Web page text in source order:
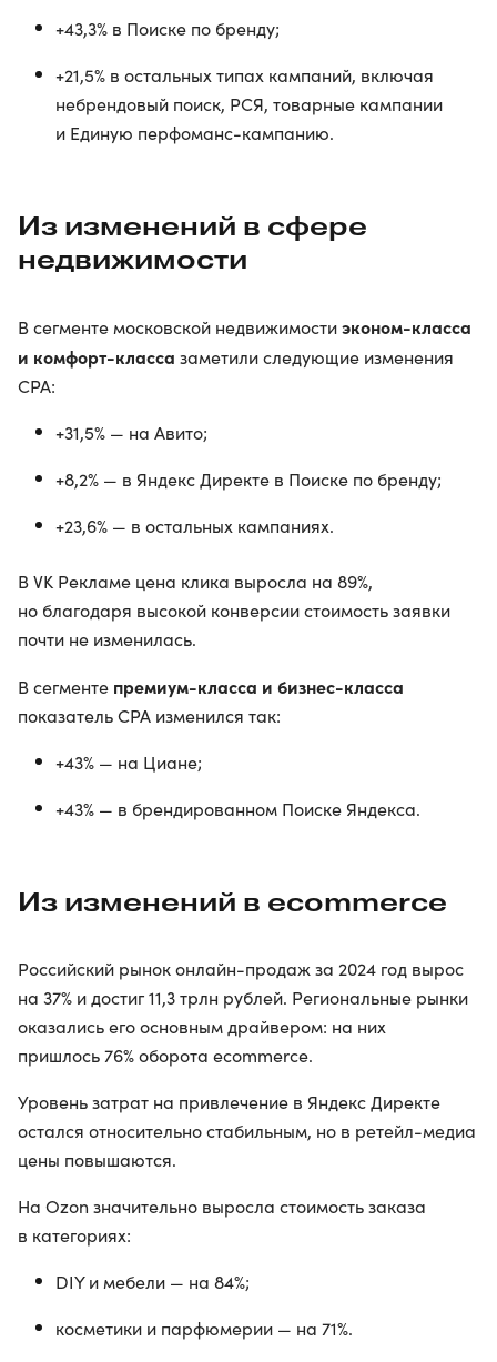
+43,3% в Поиске по бренду;
+21,5% в остальных типах кампаний, включая
небрендовый поиск, РСЯ, товарные кампании
и Единую перфоманс-кампанию.
Из изменений в сфере
недвижимости
В сегменте московской недвижимостиэконом-класса
и комфорт-класса заметили следующие изменения
CPA:
+31,5% — на Авито;
+8,2% — в Яндекс Директе в Поиске по бренду;
+23,6% — в остальных кампаниях.
В VK Рекламе цена клика выросла на 89%,
но благодаря высокой конверсии стоимость заявки
почти не изменилась.
В сегменте премиум-класса и бизнес-класса
показатель CPA изменился так:
+43% — на Циане;
+43% — в брендированном Поиске Яндекса.
Из изменений в ecommerce
Российский рынок онлайн-продаж за 2024 год вырос
на 37% и достиг 11,3 трлн рублей. Региональные рынки
оказались его основным драйвером: на них
пришлось 76% оборота ecommerce.
Уровень затрат на привлечение в Яндекс Директе
остался относительно стабильным, но в ретейл-медиа
цены повышаются.
На Ozon значительно выросла стоимость заказа
в категориях:
DIY и мебели — на 84%;
косметики и парфюмерии — на 71%.